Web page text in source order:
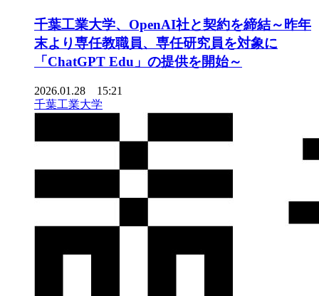
千葉工業大学、OpenAI社と契約を締結～昨年
末より専任教職員、専任研究員を対象に
「ChatGPT Edu」の提供を開始～
2026.01.28 15:21
千葉工業大学